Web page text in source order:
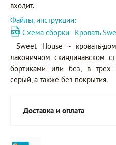
входит.
Файлы, инструкции:
Схема сборки - Кровать
Sweet House - кровать-
лаконичном скандинавском
бортиками или без, в трех
серый, а также без покрытия.
Доставка и оплата